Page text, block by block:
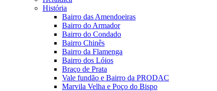
História
Bairro das Amendoeiras
Bairro do Armador
Bairro do Condado
Bairro Chinês
Bairro da Flamenga
Bairro dos Lóios
Braço de Prata
Vale fundão e Bairro da PRODAC
Marvila Velha e Poço do Bispo